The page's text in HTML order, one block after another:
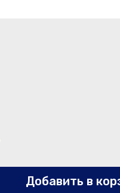
Добавить в